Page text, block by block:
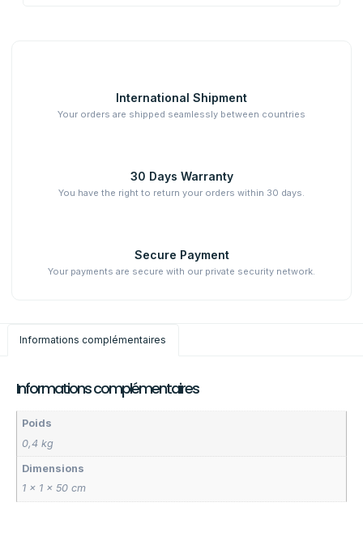
International Shipment
Your orders are shipped seamlessly between countries
30 Days Warranty
You have the right to return your orders within 30 days.
Secure Payment
Your payments are secure with our private security network.
Informations complémentaires
Informations complémentaires
Poids
0,4 kg
Dimensions
1 × 1 × 50 cm